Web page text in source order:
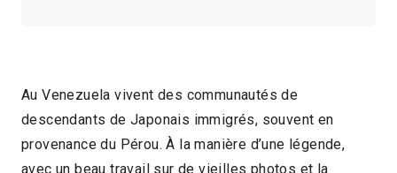
Au Venezuela vivent des communautés de
descendants de Japonais immigrés, souvent en
provenance du Pérou. À la manière d’une légende,
avec un beau travail sur de vieilles photos et la